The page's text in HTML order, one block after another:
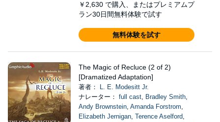
￥2,630 で購入、またはプレミアムプ
ラン30日間無料体験で試す
無料体験を試す
The Magic of Recluce (2 of 2)
[Dramatized Adaptation]
著者：
L. E. Modesitt Jr.
ナレーター： full cast, Bradley Smith,
Andy Brownstein, Amanda Forstrom,
Elizabeth Jernigan, Terence Aselford,